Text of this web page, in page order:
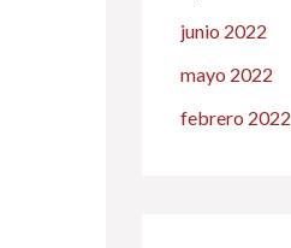
junio 2022
mayo 2022
febrero 2022